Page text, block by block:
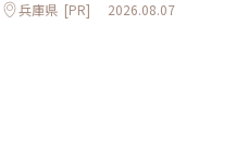
兵庫県 [PR] 2026.08.07